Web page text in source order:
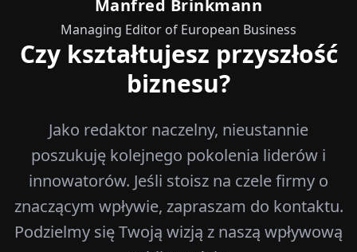
Manfred Brinkmann
Managing Editor of European Business
Czy kształtujesz przyszłość
biznesu?
Jako redaktor naczelny, nieustannie
poszukuję kolejnego pokolenia liderów i
innowatorów. Jeśli stoisz na czele firmy o
znaczącym wpływie, zapraszam do kontaktu.
Podzielmy się Twoją wizją z naszą wpływową